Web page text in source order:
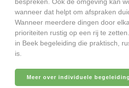
bespreken. Ook de omgeving kan
wanneer dat helpt om afspraken
Wanneer meerdere dingen door
prioriteiten rustig op een rij te
in Beek begeleiding die praktisch,
is.
Meer over individuele begeleiding